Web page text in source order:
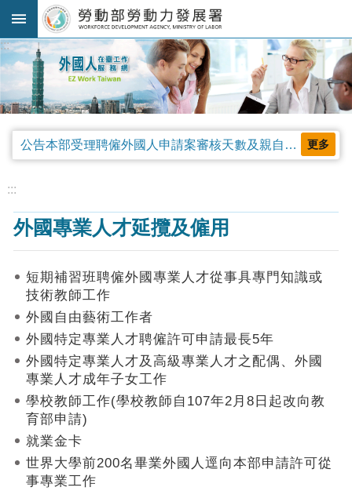
跳到主要內容區塊
進
階
搜
尋
規
公
告
及
釋
查
作
申
:::
公告本部受理聘僱外國人申請案審核天數及親自領件相關事項，並自中華民國115年4月13日生效。 更多
:::
外國專業人才延攬及僱用
短期補習班聘僱外國專業人才從事具專門知識或
技術教師工作
外國自由藝術工作者
外國特定專業人才聘僱許可申請最長5年
外國特定專業人才及高級專業人才之配偶、外國
專業人才成年子女工作
學校教師工作(學校教師自107年2月8日起改向教
育部申請)
就業金卡
世界大學前200名畢業外國人逕向本部申請許可從
事專業工作